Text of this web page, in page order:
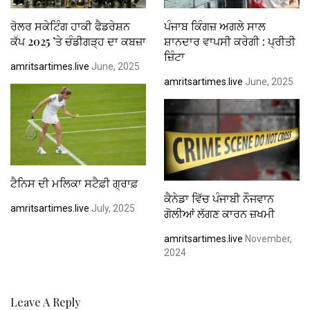
ਰੋਲਰ ਸਕੇਟਿੰਗ ਹਾਕੀ ਫੈਡਰੇਸ਼ਨ
ਕੱਪ 2025 ’ਤੇ ਚੰਡੀਗੜ੍ਹ ਦਾ ਕਬਜ਼ਾ
amritsartimes.live June, 2025
ਪੰਜਾਬ ਕਿੰਗਜ਼ ਅਗਲੇ ਸਾਲ
ਸ਼ਾਨਦਾਰ ਵਾਪਸੀ ਕਰੇਗੀ : ਪ੍ਰੀਤੀ
ਜ਼ਿੰਟਾ
amritsartimes.live June, 2025
ਟੈਨਿਸ ਦੀ ਮਲਿਕਾ ਸਟੈਫ਼ੀ ਗ੍ਰਾਫ਼
amritsartimes.live July, 2025
ਕੈਨੇਡਾ ਵਿੱਚ ਪੰਜਾਬੀ ਨੌਜਵਾਨ
ਗੋਲੀਆਂ ਲੱਗਣ ਕਾਰਨ ਜ਼ਖਮੀ
amritsartimes.live November,
2024
Leave A Reply